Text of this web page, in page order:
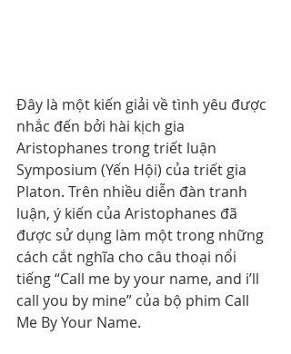
Đây là một kiến giải về tình yêu được
nhắc đến bởi hài kịch gia
Aristophanes trong triết luận
Symposium (Yến Hội) của triết gia
Platon. Trên nhiều diễn đàn tranh
luận, ý kiến của Aristophanes đã
được sử dụng làm một trong những
cách cắt nghĩa cho câu thoại nổi
tiếng “Call me by your name, and i’ll
call you by mine” của bộ phim Call
Me By Your Name.